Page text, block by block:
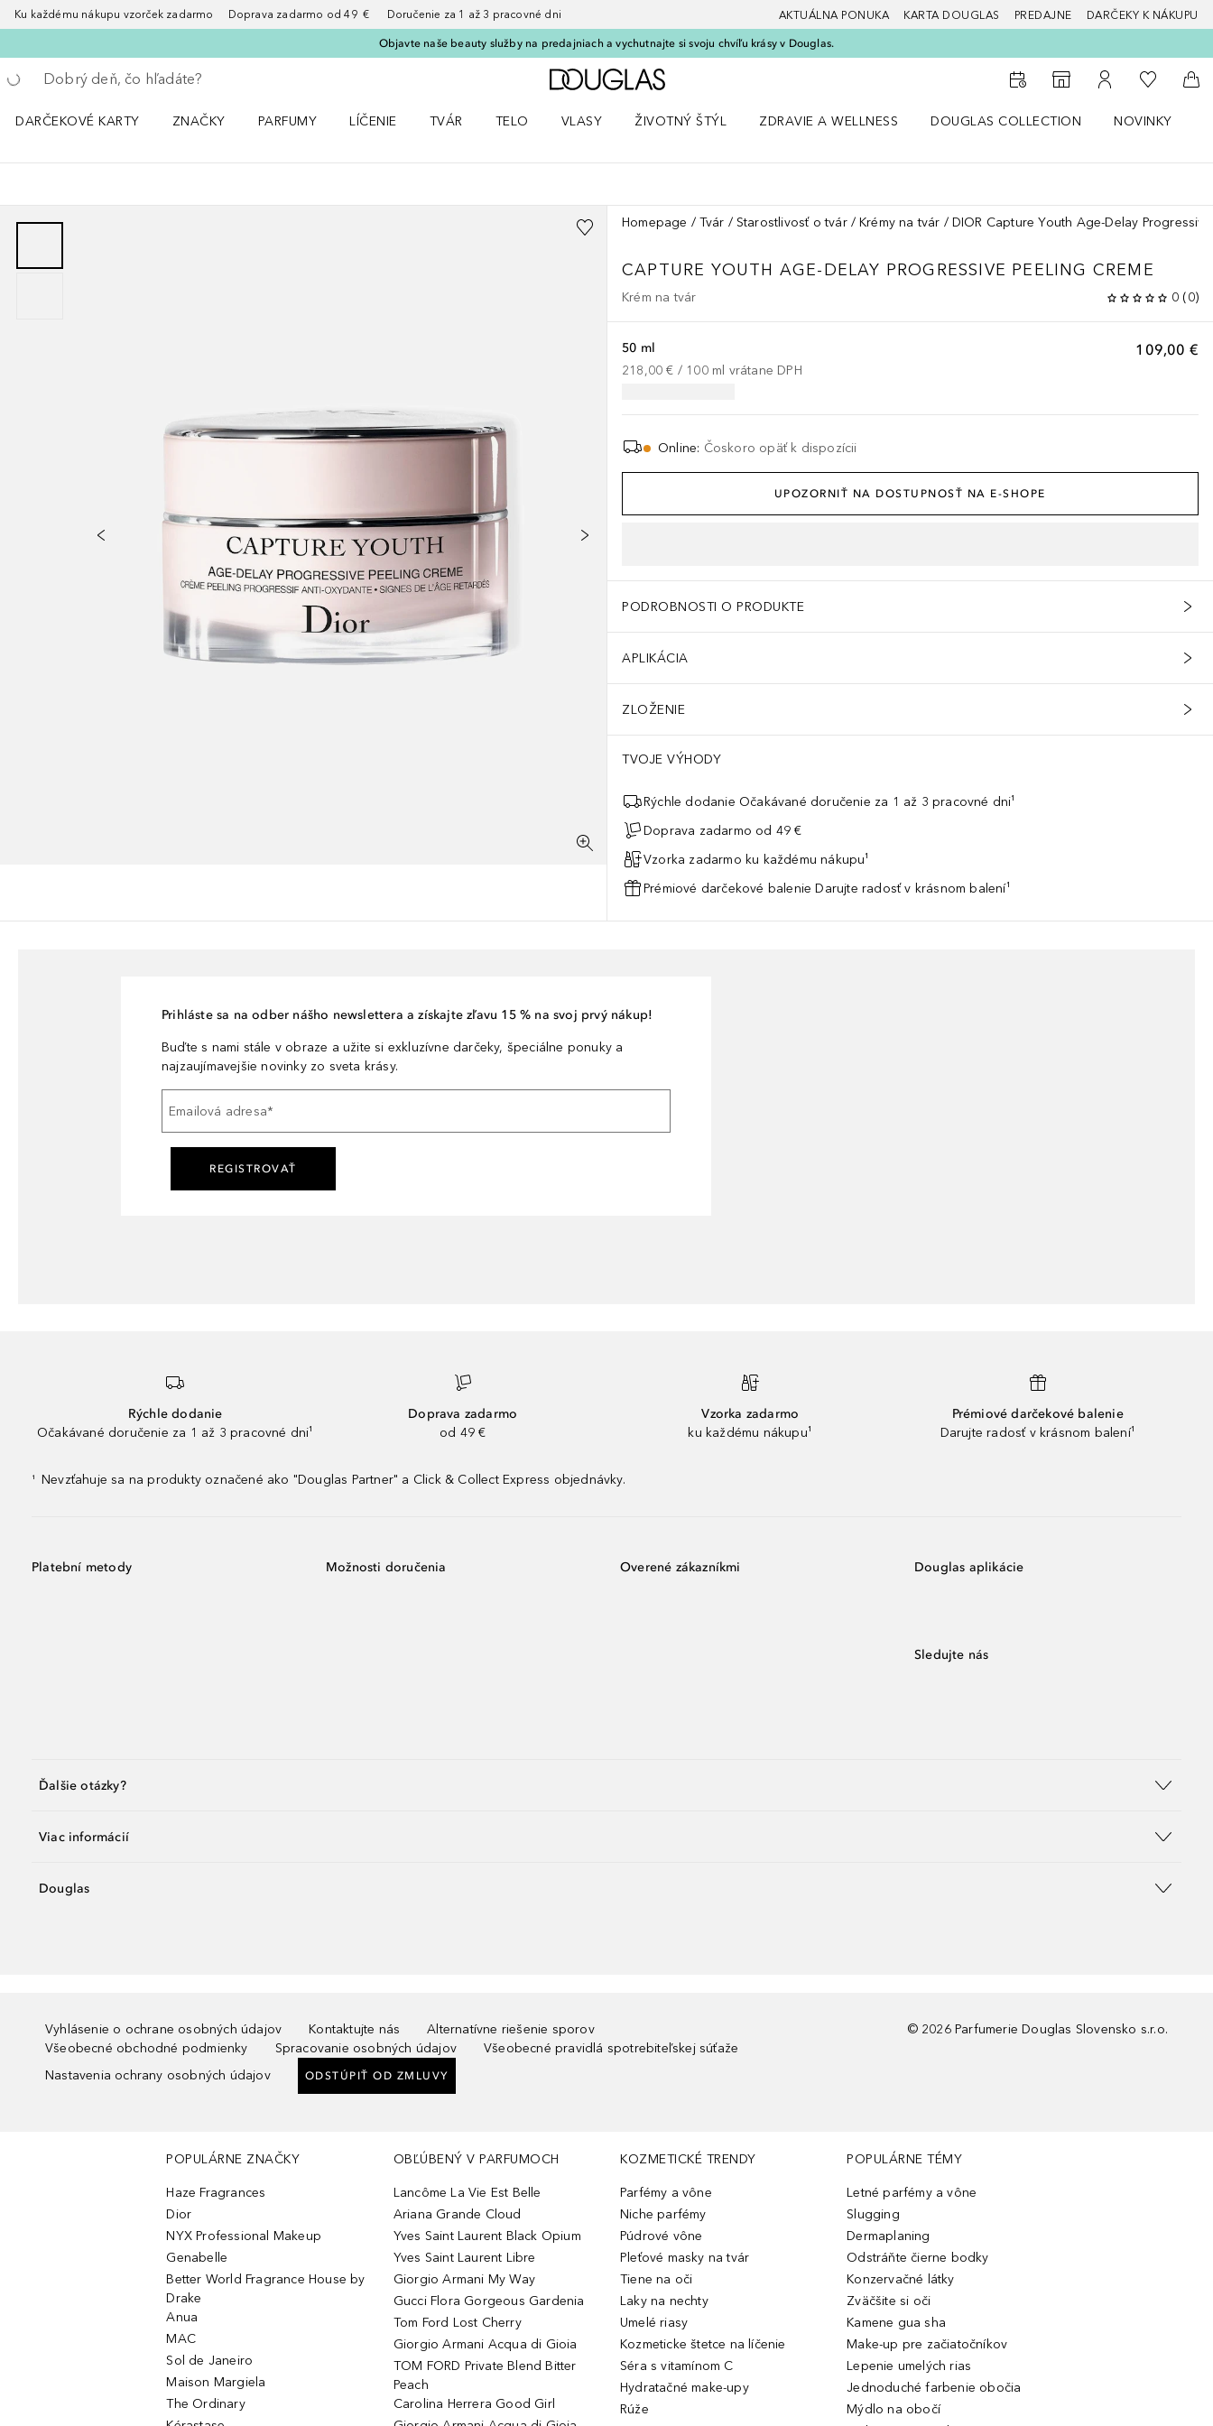
Ku každému nákupu vzorček zadarmo Doprava zadarmo od 49 € Doručenie za 1 až 3 pracovné dni AKTUÁLNA PONUKA KARTA DOUGLAS PREDAJNE DARČEKY K NÁKUPU
Objavte naše beauty služby na predajniach a vychutnajte si svoju chvíľu krásy v Douglas.
Choď späť
Vykonajte vyhľadávanie
Domov
Do vyhľadávača predajní
Do môjho účtu
Do môjho
Do
DARČEKOVÉ KARTY
ZNAČKY
PARFUMY
LÍČENIE
TVÁR
TELO
VLASY
ŽIVOTNÝ ŠTÝL
ZDRAVIE A WELLNESS
DOUGLAS COLLECTION
NOVINKY
Homepage Tvár Starostlivosť o tvár Krémy na tvár DIOR Capture Youth Age-Delay
CAPTURE YOUTH AGE-DELAY PROGRESSIVE PEELING CREME
Krém na tvár 0 (0)
109,00 €
50 ml
218,00 € / 100 ml vrátane DPH
Online: Čoskoro opäť k dispozícii
UPOZORNIŤ NA DOSTUPNOSŤ NA E-SHOPE
PODROBNOSTI O PRODUKTE
APLIKÁCIA
ZLOŽENIE
TVOJE VÝHODY
Rýchle dodanie Očakávané doručenie za 1 až 3 pracovné dni¹
Doprava zadarmo od 49 €
Vzorka zadarmo ku každému nákupu¹
Prémiové darčekové balenie Darujte radosť v krásnom balení¹
Prihláste sa na odber nášho newslettera a získajte zľavu 15 % na svoj prvý nákup!
Buďte s nami stále v obraze a užite si exkluzívne darčeky, špeciálne ponuky a
najzaujímavejšie novinky zo sveta krásy.
Emailová adresa*
REGISTROVAŤ
Rýchle dodanie
Očakávané doručenie za 1 až 3 pracovné dni¹
Doprava zadarmo
od 49 €
Vzorka zadarmo
ku každému nákupu¹
Prémiové darčekové balenie
Darujte radosť v krásnom balení¹
¹ Nevzťahuje sa na produkty označené ako "Douglas Partner" a Click & Collect Express objednávky.
Platební metody Možnosti doručenia Overené zákazníkmi Douglas aplikácie
Sledujte nás
Ďalšie otázky?
Viac informácií
Douglas
Vyhlásenie o ochrane osobných údajov Kontaktujte nás
Alternatívne riešenie sporov
Všeobecné obchodné podmienky
Spracovanie osobných údajov
Všeobecné pravidlá spotrebiteľskej súťaže
Nastavenia ochrany osobných údajov
ODSTÚPIŤ OD ZMLUVY
© 2026 Parfumerie Douglas Slovensko s.r.o.
POPULÁRNE ZNAČKY
Haze Fragrances
Dior
NYX Professional Makeup
Genabelle
Better World Fragrance House by
Drake
Anua
MAC
Sol de Janeiro
Maison Margiela
The Ordinary
OBĽÚBENÝ V PARFUMOCH
Lancôme La Vie Est Belle
Ariana Grande Cloud
Yves Saint Laurent Black Opium
Yves Saint Laurent Libre
Giorgio Armani My Way
Gucci Flora Gorgeous Gardenia
Tom Ford Lost Cherry
Giorgio Armani Acqua di Gioia
TOM FORD Private Blend Bitter
Peach
Carolina Herrera Good Girl
KOZMETICKÉ TRENDY
Parfémy a vône
Niche parfémy
Púdrové vône
Pleťové masky na tvár
Tiene na oči
Laky na nechty
Umelé riasy
Kozmeticke štetce na líčenie
Séra s vitamínom C
Hydratačné make-upy
Rúže
POPULÁRNE TÉMY
Letné parfémy a vône
Slugging
Dermaplaning
Odstráňte čierne bodky
Konzervačné látky
Zväčšite si oči
Kamene gua sha
Make-up pre začiatočníkov
Lepenie umelých rias
Jednoduché farbenie obočia
Mýdlo na obočí